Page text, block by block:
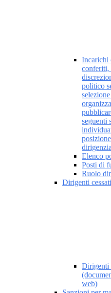
Incarichi
politico
seguenti
Elenco
Posti di
Ruolo
Dirigenti cessati
Dirigenti
web)